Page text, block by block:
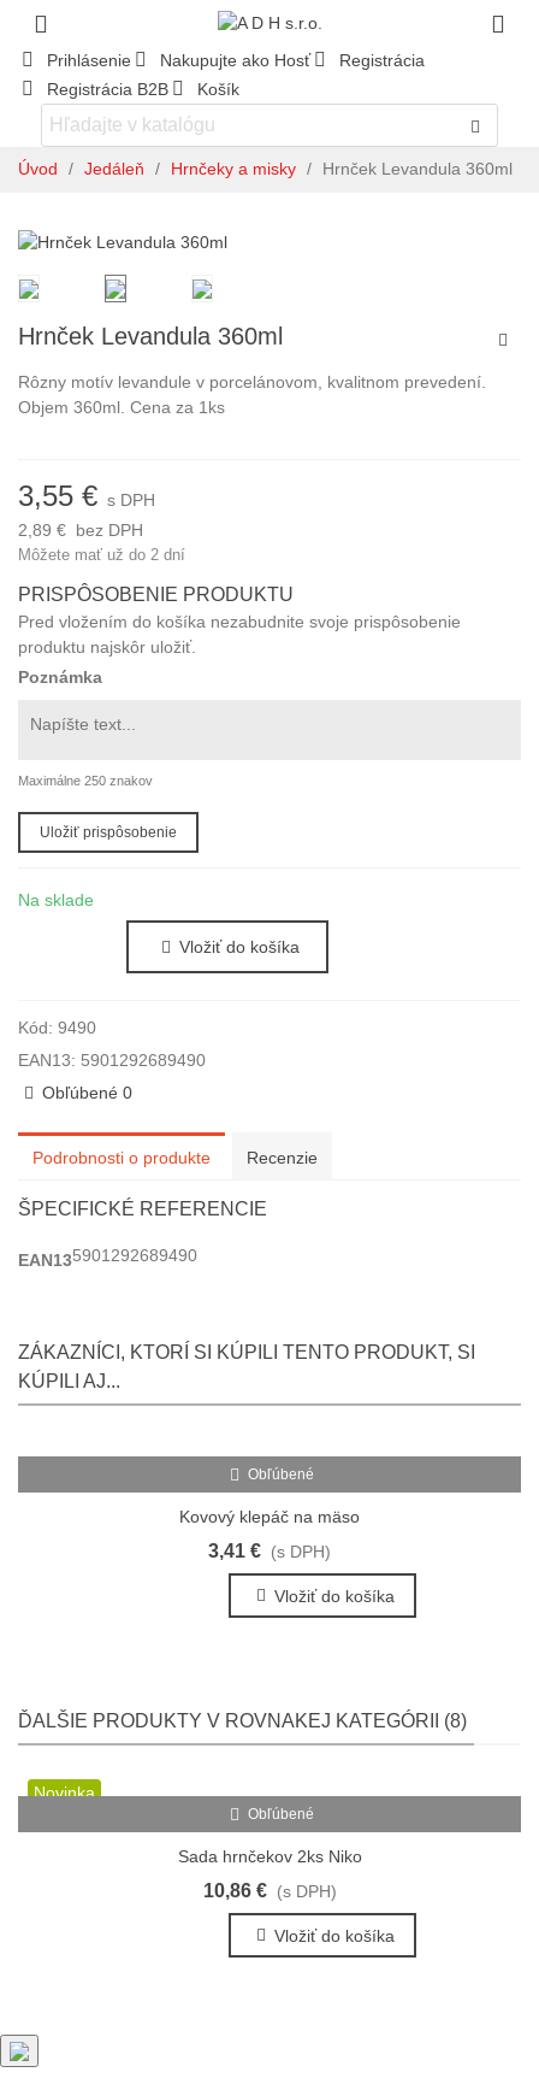
Prihlásenie Nakupujte ako Hosť
Registrácia
Registrácia B2B
Košík
Úvod / Jedáleň / Hrnčeky a misky / Hrnček Levandula 360ml
Hrnček Levandula 360ml
Rôzny motív levandule v porcelánovom, kvalitnom prevedení.
Objem 360ml. Cena za 1ks
3,55 € s DPH
2,89 € bez DPH
Môžete mať už do 2 dní
PRISPÔSOBENIE PRODUKTU
Pred vložením do košíka nezabudnite svoje prispôsobenie
produktu najskôr uložiť.
Poznámka
Maximálne 250 znakov
Uložiť prispôsobenie
Na sklade
Vložiť do košíka
Kód: 9490
EAN13: 5901292689490
Obľúbené 0
Podrobnosti o produkte Recenzie
ŠPECIFICKÉ REFERENCIE
EAN135901292689490
ZÁKAZNÍCI, KTORÍ SI KÚPILI TENTO PRODUKT, SI
KÚPILI AJ...
Obľúbené
Kovový klepáč na mäso
3,41 € (s DPH)
Vložiť do košíka
ĎALŠIE PRODUKTY V ROVNAKEJ KATEGÓRII (8)
Novinka
Obľúbené
Sada hrnčekov 2ks Niko
10,86 € (s DPH)
Vložiť do košíka